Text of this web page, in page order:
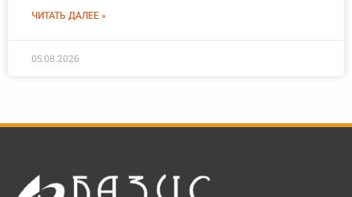
ЧИТАТЬ ДАЛЕЕ »
05.08.2026